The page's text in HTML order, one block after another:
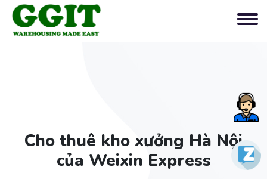
Cho thuê kho xưởng Hà Nội
của Weixin Express
Tư
vấn
Zalo